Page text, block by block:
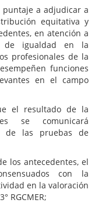
a adjudicar a
equitativa y
en atención a
de igualdad en la
profesionales de la
funciones
en el campo
el resultado de la
se comunicará
de las pruebas de
los antecedentes, el
con la
en la valoración
RGCMER;